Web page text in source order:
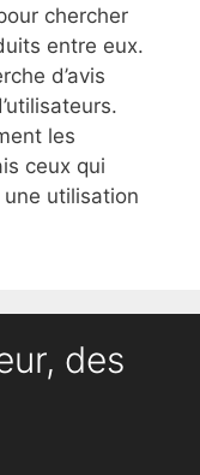
chercher
entre eux.
d’avis
les
ceux qui
utilisation
des